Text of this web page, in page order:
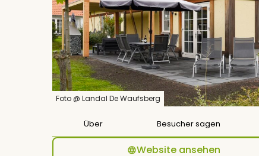
Foto @ Landal De Waufsberg
Über Besucher sagen
Website ansehen